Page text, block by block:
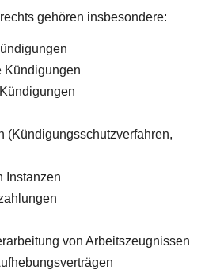
gehören insbesondere:
Kündigungen
(Kündigungsschutzverfahren,
Instanzen
von Arbeitszeugnissen